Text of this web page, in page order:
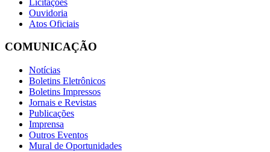
Ouvidoria
Atos Oficiais
COMUNICAÇÃO
Notícias
Boletins Eletrônicos
Boletins Impressos
Jornais e Revistas
Publicações
Imprensa
Outros Eventos
Mural de Oportunidades